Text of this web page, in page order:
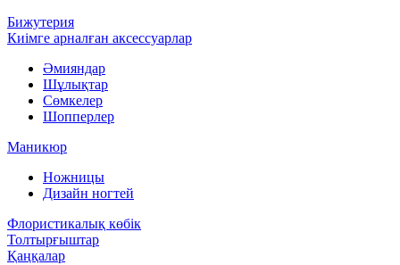
Бижутерия
Киімге арналған аксессуарлар
Әмияндар
Шұлықтар
Сөмкелер
Шопперлер
Маникюр
Ножницы
Дизайн ногтей
Флористикалық көбік
Толтырғыштар
Қаңқалар